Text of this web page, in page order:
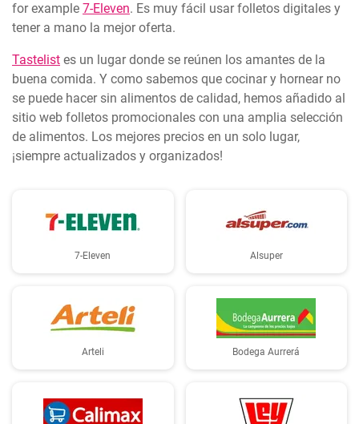
for example 7-Eleven. Es muy fácil usar folletos digitales y
tener a mano la mejor oferta.
Tastelist es un lugar donde se reúnen los amantes de la
buena comida. Y como sabemos que cocinar y hornear no
se puede hacer sin alimentos de calidad, hemos añadido al
sitio web folletos promocionales con una amplia selección
de alimentos. Los mejores precios en un solo lugar,
¡siempre actualizados y organizados!
7-Eleven Alsuper
Arteli Bodega Aurrerá